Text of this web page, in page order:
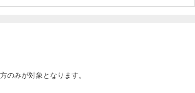
のみが対象となります。